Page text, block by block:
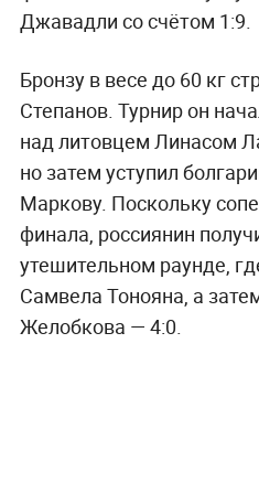
Джавадли со счётом 1:9.
Бронзу в весе до 60 кг
Степанов. Турнир он
над литовцем Линасом
но затем уступил
Маркову. Поскольку
финала, россиянин
утешительном раунде,
Самвела Тонояна, а
Желобкова — 4:0.